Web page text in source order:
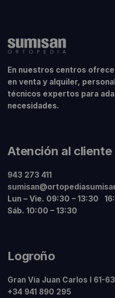
En nuestros centros
en venta y alquiler,
técnicos expertos para
necesidades.
Atención al cliente
943 273 411
Lun – Vie. 09:30 – 13:30
Sáb. 10:00 – 13:30
Logroño
Gran Vía Juan Carlos I 61-63
+34 941 890 295